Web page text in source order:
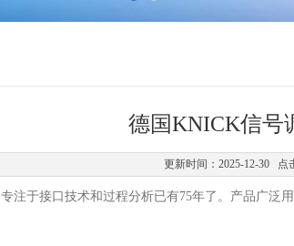
德国KNICK信号
更新时间：2025-12-30 点
专注于接口技术和过程分析已有75年了 。产品广泛